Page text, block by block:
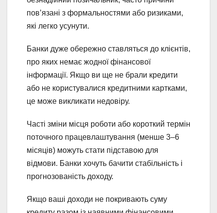
пов’язані з формальностями або ризиками,
які легко усунути.
Банки дуже обережно ставляться до клієнтів,
про яких немає жодної фінансової
інформації. Якщо ви ще не брали кредити
або не користувалися кредитними картками,
це може викликати недовіру.
Часті зміни місця роботи або короткий термін
поточного працевлаштування (менше 3–6
місяців) можуть стати підставою для
відмови. Банки хочуть бачити стабільність і
прогнозованість доходу.
Якщо ваші доходи не покривають суму